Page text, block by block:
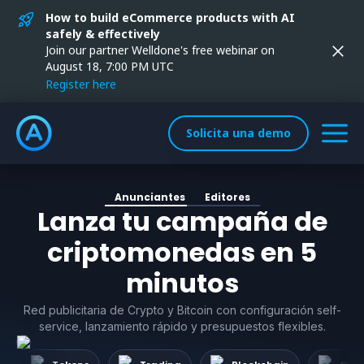
How to build eCommerce products with AI
safely & effectively
Join our partner Welldone's free webinar on
August 18, 7:00 PM UTC
Register here
Solicita una demo
Anunciantes Editores
Lanza tu campaña de
criptomonedas en 5
minutos
Red publicitaria de Crypto y Bitcoin con configuración self-
service, lanzamiento rápido y presupuestos flexibles.